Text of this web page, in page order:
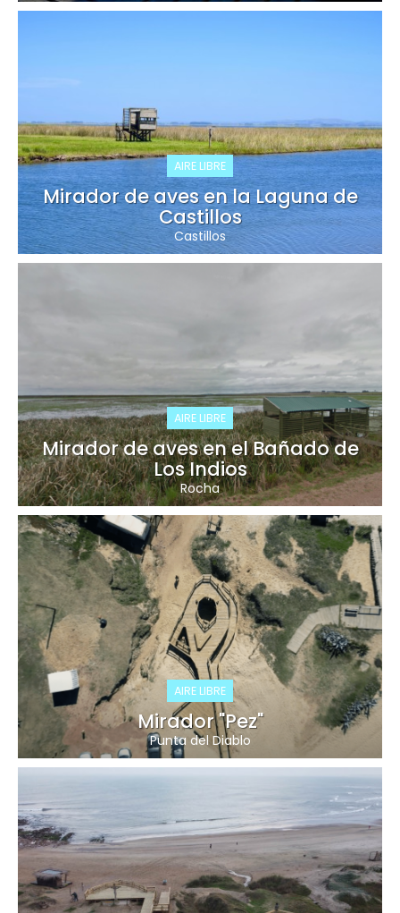
AIRE LIBRE
Mirador de aves en la Laguna de
Castillos
Castillos
AIRE LIBRE
Mirador de aves en el Bañado de
Los Indios
Rocha
AIRE LIBRE
Mirador "Pez"
Punta del Diablo